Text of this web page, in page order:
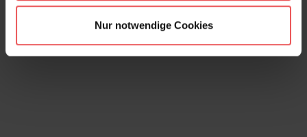
Nur notwendige Cookies
Savuti, col. 06